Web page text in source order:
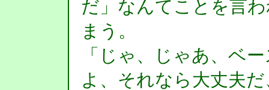
だ」なんてことを言
まう。
「じゃ、じゃあ、ベ
よ、それなら大丈夫